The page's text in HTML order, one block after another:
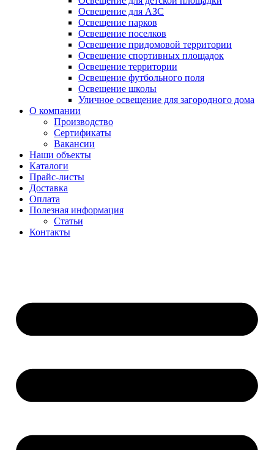
Освещение для АЗС
Освещение парков
Освещение поселков
Освещение придомовой территории
Освещение спортивных площадок
Освещение территории
Освещение футбольного поля
Освещение школы
Уличное освещение для загородного дома
О компании
Производство
Сертификаты
Вакансии
Наши объекты
Каталоги
Прайс-листы
Доставка
Оплата
Полезная информация
Статьи
Контакты